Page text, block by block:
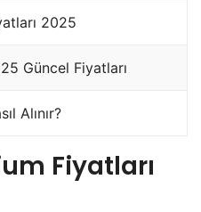
2025
Güncel Fiyatları
Alınır?
Fiyatları